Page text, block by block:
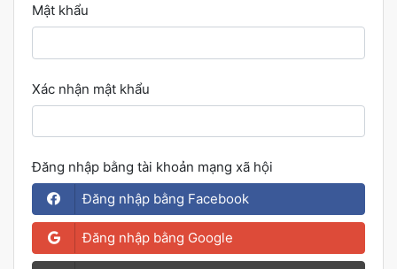
Mật khẩu
Xác nhận mật khẩu
Đăng nhập bằng tài khoản mạng xã hội
Đăng nhập bằng Facebook
Đăng nhập bằng Google